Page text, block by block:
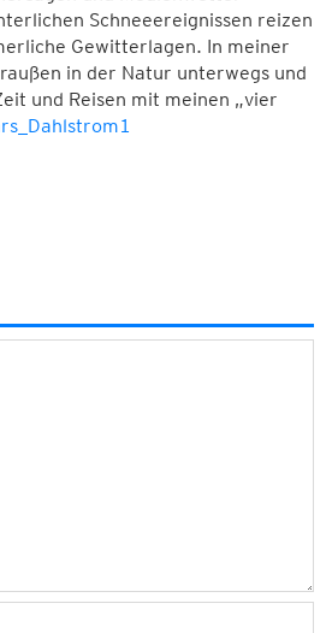
Schneeereignissen reizen
Gewitterlagen. In meiner
in der Natur unterwegs und
und Reisen mit meinen „vier